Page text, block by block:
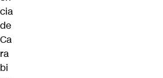
cia
de
Ca
ra
bi